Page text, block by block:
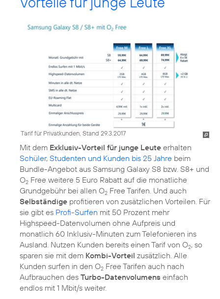
Tarif für Privatkunden, Stand 29.3.2017
Mit dem Exklusiv-Vorteil für junge Leute erhalten
Schüler, Studenten und Kunden bis 25 Jahre beim
Bundle-Angebot aus Samsung Galaxy S8 bzw. S8+ und
O2 Free weitere 5 Euro Rabatt auf die monatliche
Grundgebühr bei allen O2 Free Tarifen. Und auch
Selbständige profitieren von zusätzlichen Vorteilen. Für
sie gibt es Profi-Surfen mit 50 Prozent mehr
Highspeed-Datenvolumen ohne Aufpreis und
monatlich 60 Inklusiv-Minuten zum Telefonieren ins
Ausland. Nutzen Kunden bereits einen Tarif von O2, so
sparen sie mit dem Kombi-Vorteil zusätzlich. Alle
Kunden surfen in den O2 Free Tarifen auch nach
Aufbrauchen des Turbo-Datenvolumens einfach
endlos mit 1 Mbit/s weiter.